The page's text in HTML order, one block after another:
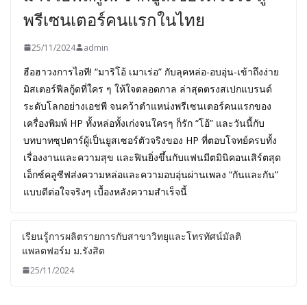
พรีเซนเตอร์คนแรกในไทย
25/11/2024 admin
ฮือฮาวงการไอที! “มาริโอ้ เมาเร่อ” กับลุคหล่อ-อบอุ่น-เข้าถึงง่าย
มิสเตอร์ฟีลกู้ดที่ใคร ๆ ให้ใจตลอดกาล ล่าสุดตรงสเปกแบรนด์
ระดับโลกอย่างเอชพี จนคว้าตำแหน่งพรีเซนเตอร์คนแรกของ
เครื่องพิมพ์ HP ทั้งหล่อทั้งเก่งจนใครๆ ก็รัก “โอ้” และวันนี้กับ
บทบาทซุปตาร์ผู้เป็นยูสเซอร์ตัวจริงของ HP ที่ตอบโจทย์ครบทั้ง
เรื่องงานและความสุข และฟินยิ่งขึ้นกับแฟนมีตมินิคอนเสิร์ตสุด
เอ็กซ์คลูซีฟส่งความหล่อและความอบอุ่นผ่านเพลง “กันและกัน”
แบบดีต่อใจจริงๆ เบื้องหลังความสำเร็จนี้
เรียนรู้การผลิตรายการกับสาขาวิทยุและโทรทัศน์มัลติ
แพลตฟอร์ม ม.รังสิต
25/11/2024